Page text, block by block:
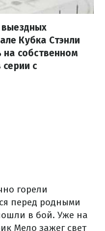
выездных
Кубка Стэнли
собственном
с
горели
перед родными
в бой. Уже на
Мело зажег свет